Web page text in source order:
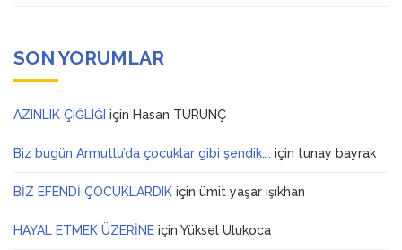
SON YORUMLAR
AZINLIK ÇIĞLIĞI için Hasan TURUNÇ
Biz bugün Armutlu’da çocuklar gibi şendik…. için tunay bayrak
BİZ EFENDİ ÇOCUKLARDIK için ümit yaşar ışıkhan
HAYAL ETMEK ÜZERİNE için Yüksel Ulukoca